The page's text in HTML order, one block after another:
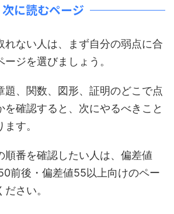
次に読むページ
ない人は、まず自分の弱点に合
ジを選びましょう。
、関数、図形、証明のどこで点
を確認すると、次にやるべきこと
す。
番を確認したい人は、偏差値
前後・偏差値55以上向けのペー
さい。